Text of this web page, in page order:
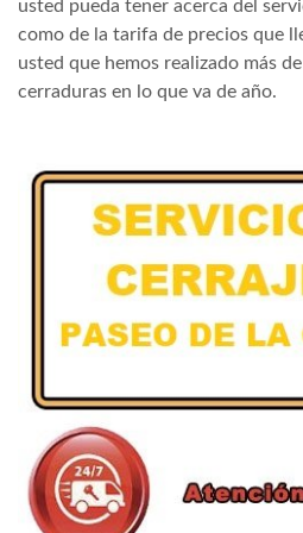
usted pueda tener acerca del
como de la tarifa de precios que
usted que hemos realizado más
cerraduras en lo que va de año.